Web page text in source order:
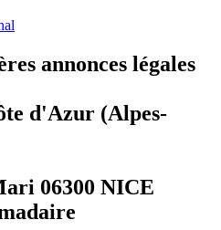
annonces légales
d'Azur (Alpes-
06300 NICE